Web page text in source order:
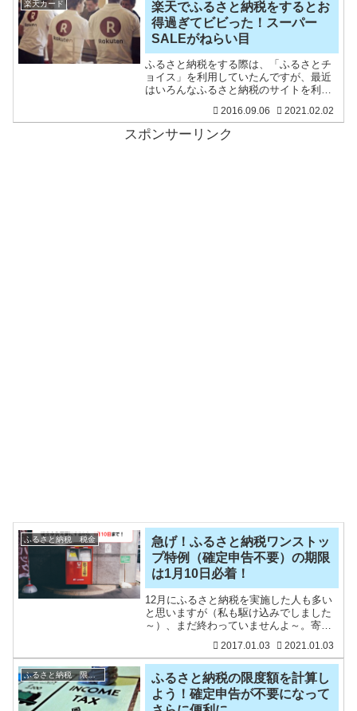
もらえるよ』って言うと「
楽天カード
楽天でふるさと納税をするとお
得過ぎてビビった！スーパー
SALEがねらい目
ふるさと納税をする際は、「ふるさとチ
ョイス」を利用していたんですが、最近
はいろんなふるさと納税のサイトを利用
スは一番大きなサイトだけど、一番メリ
ットがないところかも・・・。今日は、
楽天市場を見ていたら、楽
2016.09.06 2021.02.02
スポンサーリンク
ふるさと納税 税金
急げ！ふるさと納税ワンストッ
プ特例（確定申告不要）の期限
は1月10日必着！
12月にふるさと納税を実施した人も多い
と思いますが（私も駆け込みでしました
～）、まだ終わっていませんよ～。寄付
う手続きが必要です！基本的には、確定
申告をすることになりますが、給料や年
金所得者であれば、一定
2017.01.03 2021.01.03
ふるさと納税 限度額
ふるさと納税の限度額を計算し
よう！確定申告が不要になって